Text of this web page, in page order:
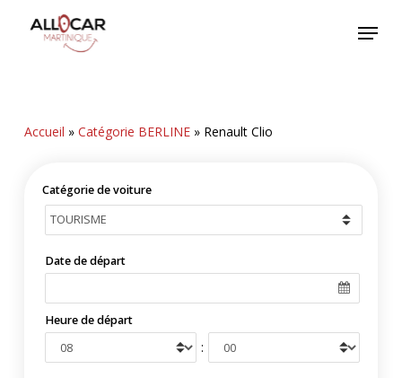
Menu
Accueil » Catégorie BERLINE» Renault Clio
Catégorie de voiture
Date de départ
Heure de départ
: